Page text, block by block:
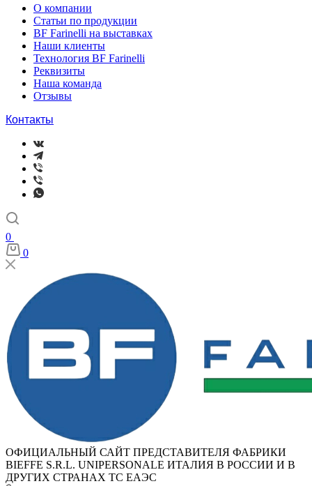
О компании
Статьи по продукции
BF Farinelli на выставках
Наши клиенты
Технология BF Farinelli
Реквизиты
Наша команда
Отзывы
Контакты
0
0
ОФИЦИАЛЬНЫЙ САЙТ ПРЕДСТАВИТЕЛЯ ФАБРИКИ
BIEFFE S.R.L. UNIPERSONALE ИТАЛИЯ В РОССИИ И В
ДРУГИХ СТРАНАХ ТС ЕАЭС